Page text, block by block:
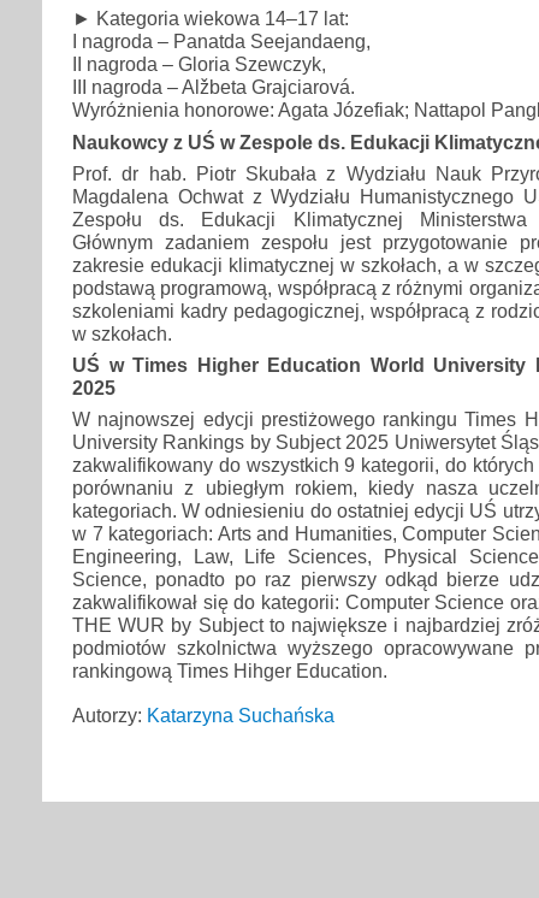
► Kategoria wiekowa 14–17 lat:
I nagroda – Panatda Seejandaeng,
II nagroda – Gloria Szewczyk,
III nagroda – Alžbeta Grajciarová.
Wyróżnienia honorowe: Agata Józefiak; Nattapol
Naukowcy z UŚ w Zespole ds. Edukacji
Prof. dr hab. Piotr Skubała z Wydziału Nauk
Magdalena Ochwat z Wydziału Humanistycznego
Zespołu ds. Edukacji Klimatycznej
Głównym zadaniem zespołu jest przygotowanie
zakresie edukacji klimatycznej w szkołach, a w
podstawą programową, współpracą z różnymi
szkoleniami kadry pedagogicznej, współpracą z
w szkołach.
UŚ w Times Higher Education World University
2025
W najnowszej edycji prestiżowego rankingu Times
University Rankings by Subject 2025 Uniwersytet
zakwalifikowany do wszystkich 9 kategorii, do których
porównaniu z ubiegłym rokiem, kiedy nasza
kategoriach. W odniesieniu do ostatniej edycji UŚ
w 7 kategoriach: Arts and Humanities, Computer
Engineering, Law, Life Sciences, Physical
Science, ponadto po raz pierwszy odkąd bierze
zakwalifikował się do kategorii: Computer Science
THE WUR by Subject to największe i najbardziej
podmiotów szkolnictwa wyższego opracowywane
rankingową Times Hihger Education.
Autorzy: Katarzyna Suchańska